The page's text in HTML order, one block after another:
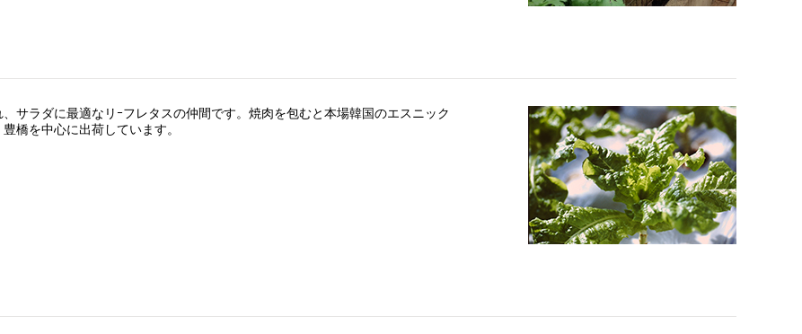
サラダに最適なリｰフレタスの仲間です。焼肉を包むと本場韓国のエスニック
橋を中心に出荷しています。